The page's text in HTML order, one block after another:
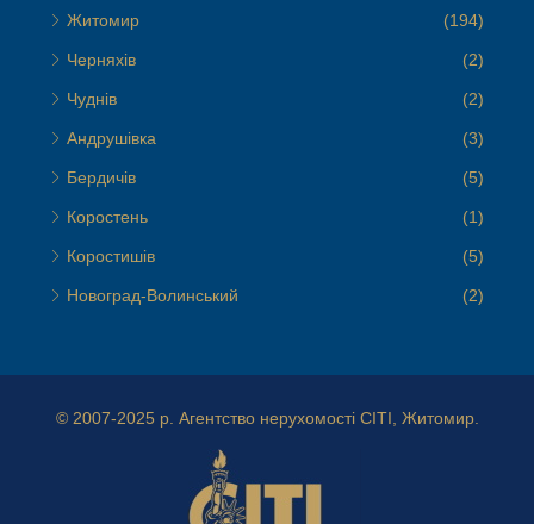
Житомир (194)
Черняхів (2)
Чуднів (2)
Андрушівка (3)
Бердичів (5)
Коростень (1)
Коростишів (5)
Новоград-Волинський (2)
© 2007-2025 р. Агентство нерухомості СІТІ, Житомир.